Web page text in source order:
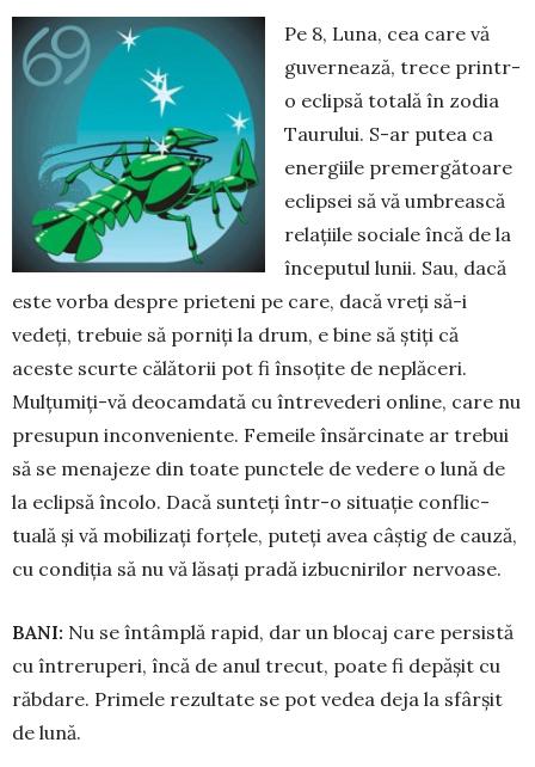
Pe 8, Luna, cea care vă
gu­ver­nează, trece printr-
o eclipsă totală în zodia
Taurului. S-ar putea ca
energiile premergătoare
eclipsei să vă umbrească
re­lațiile sociale încă de la
în­cepu­tul lunii. Sau, dacă
este vor­ba despre prieteni pe ca­re, dacă vreți să-i
vedeți, tre­buie să porniți la drum, e bi­ne să știți că
aceste scurte călătorii pot fi însoțite de neplăceri.
Mulțu­miți-vă deocamdată cu întrevederi on­line, care nu
presupun inconve­niente. Femeile însărcinate ar trebui
să se menajeze din toate punctele de vedere o lună de
la eclipsă încolo. Dacă sunteți într-o situație con­flic­
tuală și vă mobilizați forțele, puteți avea câștig de cauză,
cu condiția să nu vă lăsați pra­dă izbucnirilor nervoase.
BANI: Nu se întâmplă rapid, dar un blocaj care persistă
cu întreruperi, încă de anul trecut, poate fi depășit cu
răbdare. Primele rezultate se pot vedea deja la sfârșit
de lună.